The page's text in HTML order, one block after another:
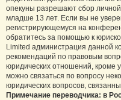
опекуны разрешают сбор
младше 13 лет. Если вы не
регистрирующемуся на
обратитесь за помощью к
Limited администрация данной
рекомендаций по правовым
юридических отношений, кроме
можно связаться по вопросу
юридических вопросов,
Примечание переводчика: в